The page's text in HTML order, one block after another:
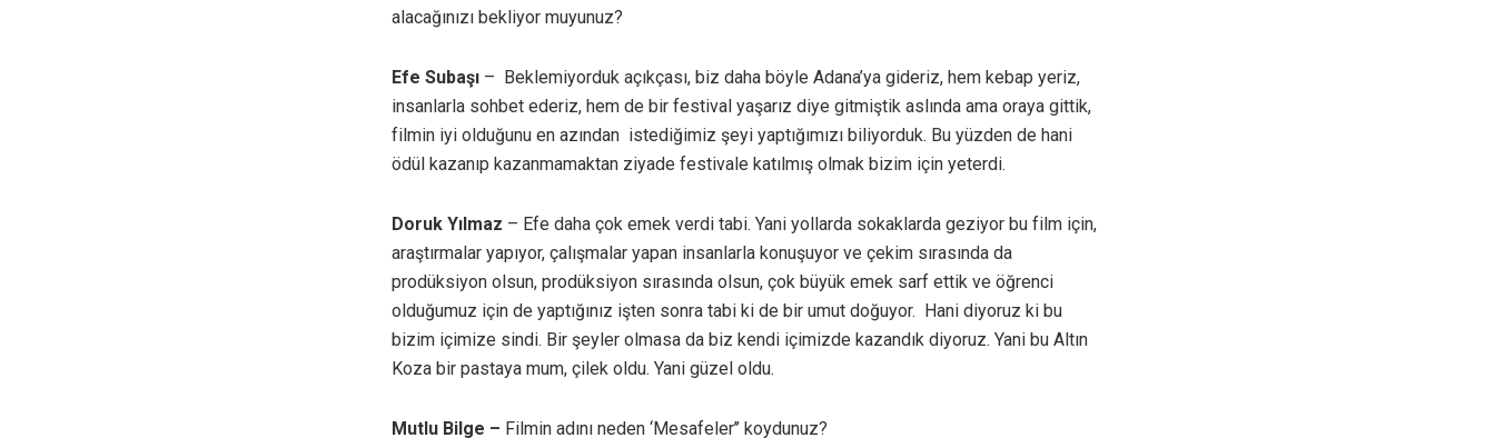
alacağınızı bekliyor muyunuz?
Efe Subaşı – Beklemiyorduk açıkçası, biz daha böyle Adana’ya gideriz, hem kebap yeriz,
insanlarla sohbet ederiz, hem de bir festival yaşarız diye gitmiştik aslında ama oraya gittik,
filmin iyi olduğunu en azından istediğimiz şeyi yaptığımızı biliyorduk. Bu yüzden de hani
ödül kazanıp kazanmamaktan ziyade festivale katılmış olmak bizim için yeterdi.
Doruk Yılmaz – Efe daha çok emek verdi tabi. Yani yollarda sokaklarda geziyor bu film için,
araştırmalar yapıyor, çalışmalar yapan insanlarla konuşuyor ve çekim sırasında da
prodüksiyon olsun, prodüksiyon sırasında olsun, çok büyük emek sarf ettik ve öğrenci
olduğumuz için de yaptığınız işten sonra tabi ki de bir umut doğuyor. Hani diyoruz ki bu
bizim içimize sindi. Bir şeyler olmasa da biz kendi içimizde kazandık diyoruz. Yani bu Altın
Koza bir pastaya mum, çilek oldu. Yani güzel oldu.
Mutlu Bilge – Filmin adını neden ‘Mesafeler’’ koydunuz?